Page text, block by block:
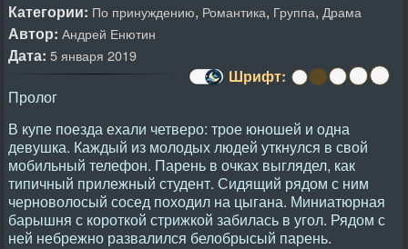
Категории: По принуждению, Романтика, Группа, Драма
Автор: Андрей Енютин
Дата: 5 января 2019
Шрифт:
Пролог
В купе поезда ехали четверо: трое юношей и одна
девушка. Каждый из молодых людей уткнулся в свой
мобильный телефон. Парень в очках выглядел, как
типичный прилежный студент. Сидящий рядом с ним
черноволосый сосед походил на цыгана. Миниатюрная
барышня с короткой стрижкой забилась в угол. Рядом с
ней небрежно развалился белобрысый парень.